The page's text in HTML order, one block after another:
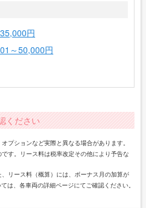
円
～50,000円
ください
プションなど実際と異なる場合があります。
す。リース料は税率改定その他により予告な
リース料（概算）には、ボーナス月の加算が
は、各車両の詳細ページにてご確認ください。